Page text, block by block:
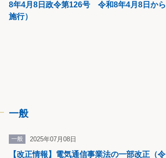
8年4月8日政令第126号 令和8年4月8日から
施行）
一般
一般 2025年07月08日
【改正情報】電気通信事業法の一部改正（令